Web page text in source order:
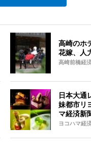
高崎のホ
花嫁、人
高崎前橋経
日本大通
妹都市リ
マ経済新
ヨコハマ経